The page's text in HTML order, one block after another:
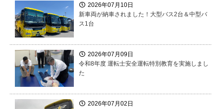
2026年07月10日
新車両が納車されました！大型バス2台＆中型バ
ス1台
2026年07月09日
令和8年度 運転士安全運転特別教育を実施しまし
た
2026年07月02日